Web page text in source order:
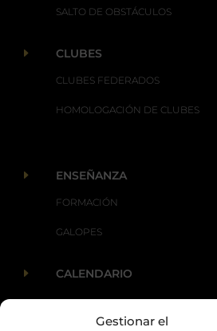
Gestionar el
SALTO DE OBSTÁCULOS
E CLUBES
CLUBES FEDERADOS
HOMOLOGACIÓN DE CLUBES
E ENSEÑANZA
FORMACIÓN
GALOPES
E CALENDARIO
ACTUALIDAD